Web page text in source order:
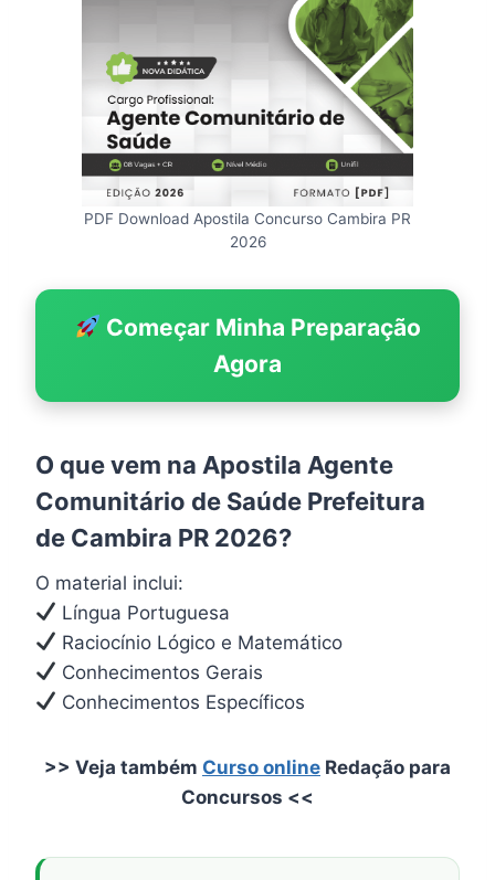
PDF Download Apostila Concurso Cambira PR
2026
Começar Minha Preparação
Agora
O que vem na Apostila Agente
Comunitário de Saúde Prefeitura
de Cambira PR 2026?
O material inclui:
Língua Portuguesa
Raciocínio Lógico e Matemático
Conhecimentos Gerais
Conhecimentos Específicos
>> Veja também Curso online Redação para
Concursos <<